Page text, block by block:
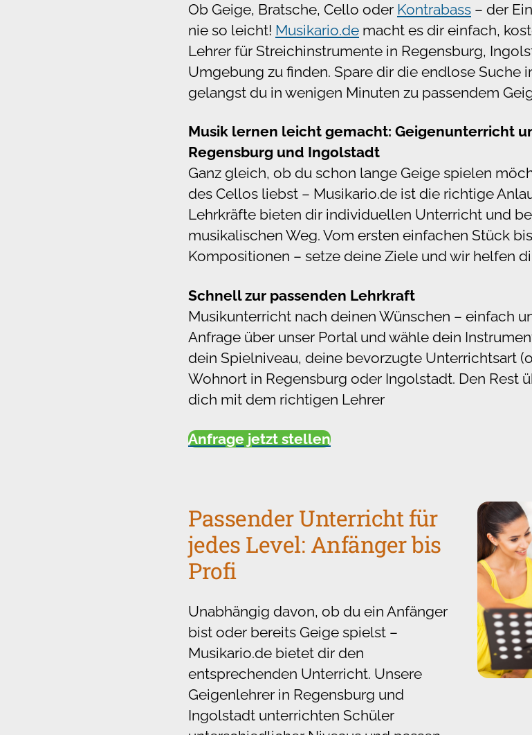
Ob Geige, Bratsche, Cello oder Kontrabass – der
nie so leicht! Musikario.de macht es dir einfach,
Lehrer für Streichinstrumente in Regensburg,
Umgebung zu finden. Spare dir die endlose Suche
gelangst du in wenigen Minuten zu passendem
Musik lernen leicht gemacht: Geigenunterricht
Regensburg und Ingolstadt
Ganz gleich, ob du schon lange Geige spielen
des Cellos liebst – Musikario.de ist die richtige
Lehrkräfte bieten dir individuellen Unterricht und
musikalischen Weg. Vom ersten einfachen Stück
Kompositionen – setze deine Ziele und wir helfen
Schnell zur passenden Lehrkraft
Musikunterricht nach deinen Wünschen – einfach
Anfrage über unser Portal und wähle dein
dein Spielniveau, deine bevorzugte Unterrichtsart
Wohnort in Regensburg oder Ingolstadt. Den Rest
dich mit dem richtigen Lehrer
Anfrage jetzt stellen
Passender Unterricht für
jedes Level: Anfänger bis
Profi
Unabhängig davon, ob du ein Anfänger
bist oder bereits Geige spielst –
Musikario.de bietet dir den
entsprechenden Unterricht. Unsere
Geigenlehrer in Regensburg und
Ingolstadt unterrichten Schüler